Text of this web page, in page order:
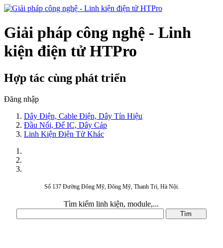
Giải pháp công nghệ - Linh
kiện điện tử HTPro
Hợp tác cùng phát triển
Đăng nhập
Dây Điện, Cable Điện, Dây Tín Hiệu
Đầu Nối, Đế IC, Dây Cáp
Linh Kiện Điện Tử Khác
Số 137 Đường Đông Mỹ, Đông Mỹ, Thanh Trì, Hà Nội.
Tìm kiếm linh kiện, module,...